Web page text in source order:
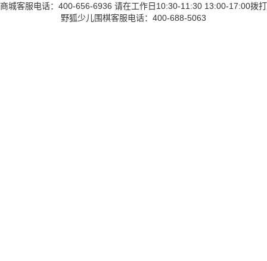
商城客服电话：400-656-6936 请在工作日10:30-11:30 13:00-17:00拨打
野狐少儿围棋客服电话：400-688-5063